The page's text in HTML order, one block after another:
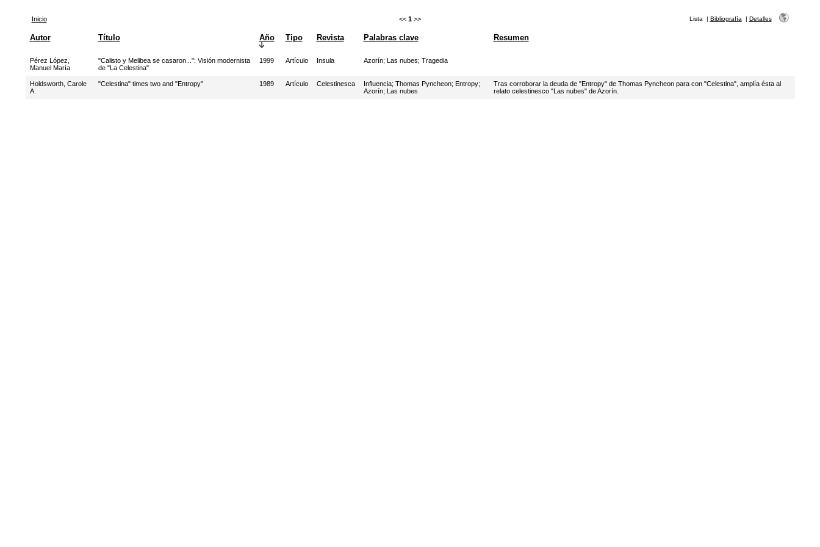
Inicio << 1 >> Lista | Bibliografía | Detalles
Autor Título Año Tipo Revista Palabras clave Resumen
Pérez López,
Manuel María
"Calisto y Melibea se casaron...": Visión modernista
de "La Celestina"
1999 Artículo Insula Azorín; Las nubes; Tragedia
Holdsworth, Carole
A.
"Celestina" times two and "Entropy" 1989 Artículo Celestinesca Influencia; Thomas Pyncheon; Entropy;
Azorín; Las nubes
Tras corroborar la deuda de "Entropy" de Thomas Pyncheon para con "Celestina", amplía ésta al
relato celestinesco "Las nubes" de Azorín.